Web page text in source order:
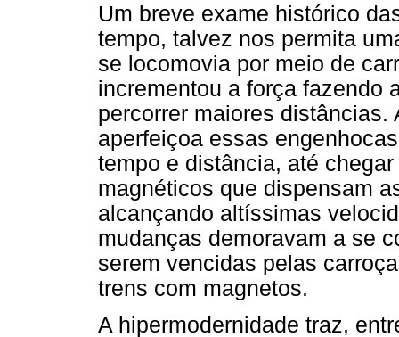
Um breve exame histórico
tempo, talvez nos permita
se locomovia por meio de
incrementou a força fazendo
percorrer maiores
aperfeiçoa essas
tempo e distância, até
magnéticos que dispensam
alcançando altíssimas
mudanças demoravam a se
serem vencidas pelas
trens com magnetos.
A hipermodernidade traz,